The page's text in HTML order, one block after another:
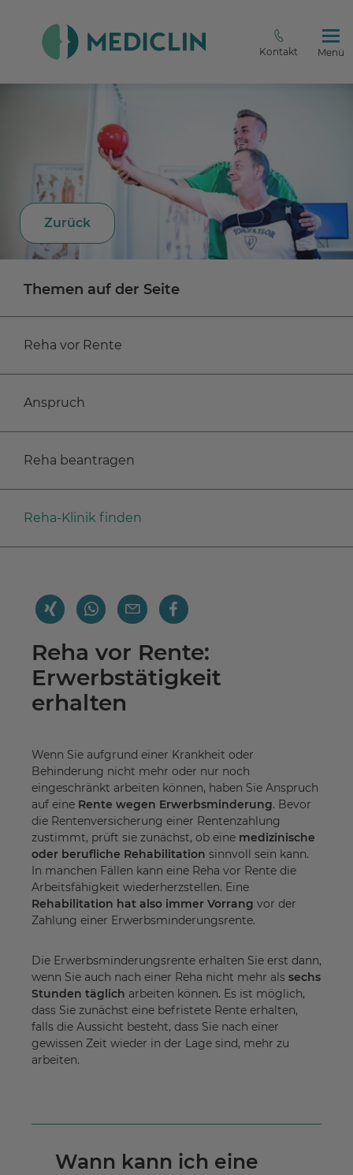
Kontakt Menü
Zurück
Themen auf der Seite
Reha vor Rente
Anspruch
Reha beantragen
Reha-Klinik finden
Reha vor Rente:
Erwerbstätigkeit
erhalten
Wenn Sie aufgrund einer Krankheit oder
Behinderung nicht mehr oder nur noch
eingeschränkt arbeiten können, haben Sie Anspruch
auf eine Rente wegen Erwerbsminderung. Bevor
die Rentenversicherung einer Rentenzahlung
zustimmt, prüft sie zunächst, ob eine medizinische
oder berufliche Rehabilitation sinnvoll sein kann.
In manchen Fällen kann eine Reha vor Rente die
Arbeitsfähigkeit wiederherzstellen. Eine
Rehabilitation hat also immer Vorrang vor der
Zahlung einer Erwerbsminderungsrente.
Die Erwerbsminderungsrente erhalten Sie erst dann,
wenn Sie auch nach einer Reha nicht mehr als sechs
Stunden täglich arbeiten können. Es ist möglich,
dass Sie zunächst eine befristete Rente erhalten,
falls die Aussicht besteht, dass Sie nach einer
gewissen Zeit wieder in der Lage sind, mehr zu
arbeiten.
Wann kann ich eine